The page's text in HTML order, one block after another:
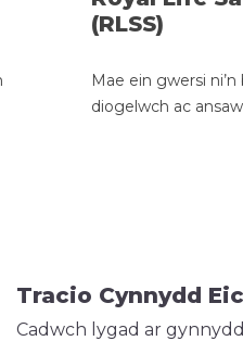
(RLSS)
Mae ein gwersi
diogelwch ac
Tracio Cynnydd
Cadwch lygad ar